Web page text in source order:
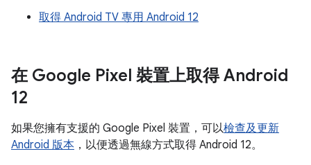
取得 Android TV 專用 Android 12
在 Google Pixel 裝置上取得 Android
12
如果您擁有支援的 Google Pixel 裝置，可以檢查及更新
Android 版本 ，以便透過無線方式取得 Android 12。